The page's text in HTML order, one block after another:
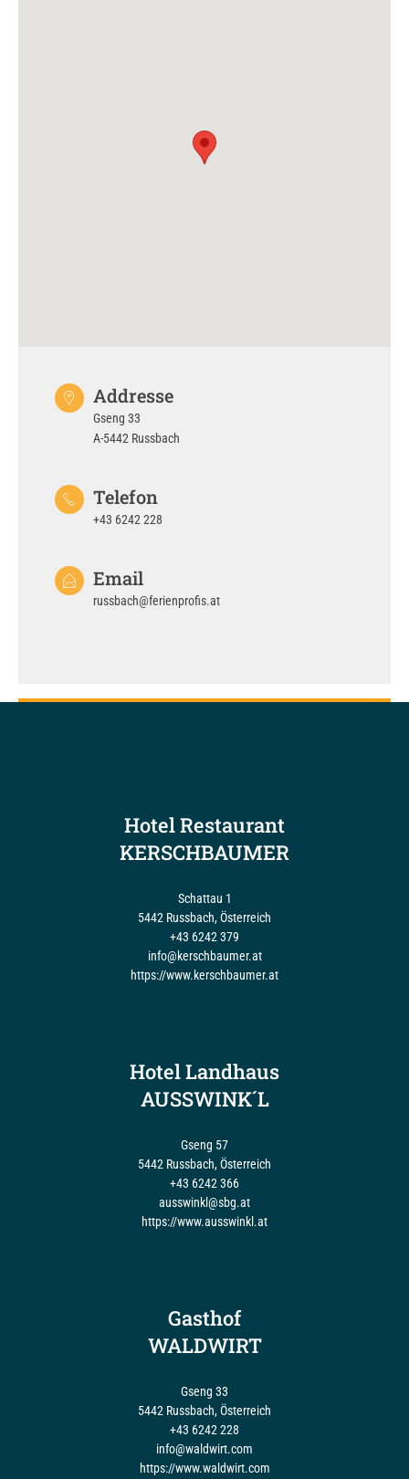
Addresse
Gseng 33
A-5442 Russbach
Telefon
+43 6242 228
Email
russbach@ferienprofis.at
Hotel Restaurant
KERSCHBAUMER
Schattau 1
5442 Russbach, Österreich
+43 6242 379
info@kerschbaumer.at
https://www.kerschbaumer.at
Hotel Landhaus
AUSSWINK´L
Gseng 57
5442 Russbach, Österreich
+43 6242 366
ausswinkl@sbg.at
https://www.ausswinkl.at
Gasthof
WALDWIRT
Gseng 33
5442 Russbach, Österreich
+43 6242 228
info@waldwirt.com
https://www.waldwirt.com